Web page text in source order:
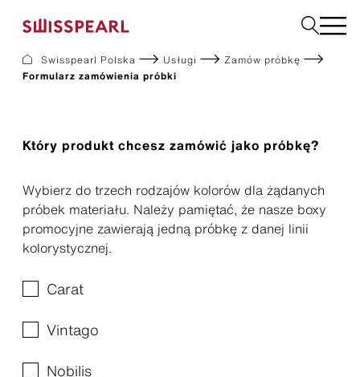
O nas
Inspiracje
Do pobrania
Elewacje
Płyty do wnętrz
Ogród
Zamów próbkę
Swisspearl Polska Usługi
Zamów próbkę
Formularz zamówienia próbki
Który produkt chcesz zamówić jako próbkę?
Wybierz do trzech rodzajów kolorów dla żądanych
próbek materiału. Należy pamiętać, że nasze boxy
promocyjne zawierają jedną próbkę z danej linii
kolorystycznej.
Carat
Vintago
Nobilis